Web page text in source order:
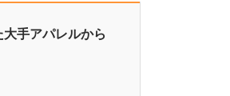
大手アパレルから